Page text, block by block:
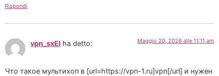
Rispondi
vpn_sxEl ha detto: Maggio 20, 2026 alle 11:11 am
Что такое мультихоп в [url=https://vpn-1.ru]vpn[/url] и нужен